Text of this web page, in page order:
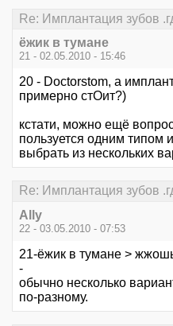
Re: Имплантация зубов
ёжик в тумане
21 - 02.05.2010 - 15:46
20 - Doctorstom, а
примерно стОит?)
кстати, можно ещё
пользуется одним типом
выбрать из нескольких
Re: Имплантация зубов
Ally
22 - 03.05.2010 - 07:53
21-ёжик в тумане >
-
обычно несколько
по-разному.